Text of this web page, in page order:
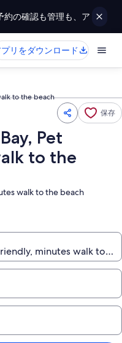
約の確認も管理も、ア
リをダウンロード
to the beach
保存
Pet
to the
walk to the beach